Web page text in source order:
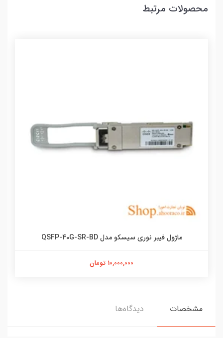
محصولات مرتبط
ماژول فیبر نوری سیسکو مدل QSFP-40G-SR-BD
10,000,000 تومان
مشخصات دیدگاه‌ها